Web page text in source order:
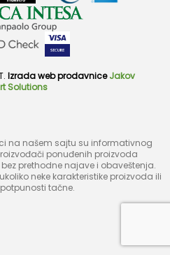
Izrada web prodavnice Jakov
Solutions
na našem sajtu su informativnog
ponuđenih proizvoda
prethodne najave i obaveštenja.
neke karakteristike proizvoda ili
tačne.